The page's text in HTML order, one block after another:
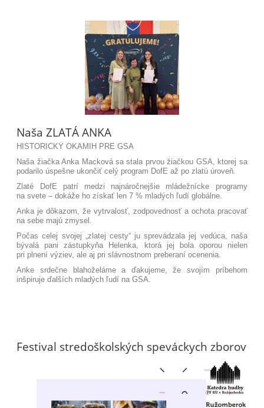
Naša ZLATÁ ANKA
HISTORICKÝ OKAMIH PRE GSA
Naša žiačka Anka Macková sa stala prvou žiačkou GSA, ktorej sa
podarilo úspešne ukončiť celý program DofE až po zlatú úroveň.
Zlaté DofE patrí medzi najnáročnejšie mládežnícke programy
na svete – dokáže ho získať len 7 % mladých ľudí globálne.
Anka je dôkazom, že vytrvalosť, zodpovednosť a ochota pracovať
na sebe majú zmysel.
Počas celej svojej „zlatej cesty“ ju sprevádzala jej vedúca, naša
bývalá pani zástupkyňa Helenka, ktorá jej bola oporou nielen
pri plnení výziev, ale aj pri slávnostnom preberaní ocenenia.
Anke srdečne blahoželáme a ďakujeme, že svojím príbehom
inšpiruje ďalších mladých ľudí na GSA.
Festival stredoškolských speváckych zborov